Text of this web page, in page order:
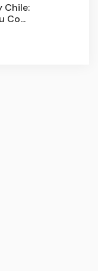
Chile:
Co...